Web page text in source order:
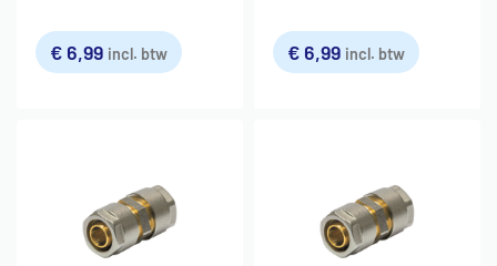
€ 6,99 incl. btw € 6,99 incl. btw